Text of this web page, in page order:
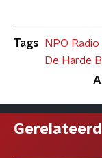
Tags NPO Radio
De Harde